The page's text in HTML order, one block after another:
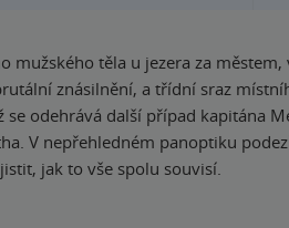
mužského těla u jezera za městem,
znásilnění, a třídní sraz
se odehrává další případ kapitána
V nepřehledném panoptiku
jak to vše spolu souvisí.